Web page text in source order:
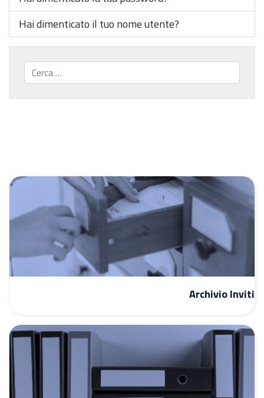
Hai dimenticato il tuo nome utente?
Cerca...
Archivio Inviti